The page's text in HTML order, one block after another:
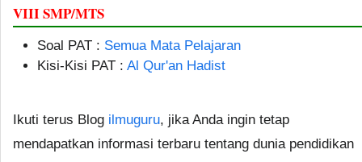
VIII SMP/MTS
Soal PAT : Semua Mata Pelajaran
Kisi-Kisi PAT : Al Qur'an Hadist
Ikuti terus Blog ilmuguru, jika Anda ingin tetap
mendapatkan informasi terbaru tentang dunia pendidikan